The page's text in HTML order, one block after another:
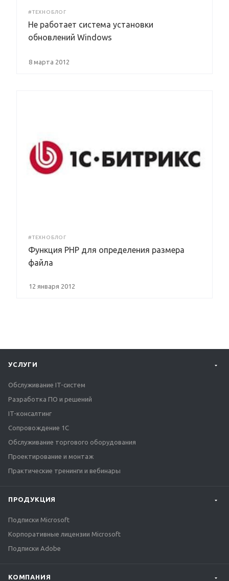
#ТЕХНОБЛОГ
Не работает система установки
обновлений Windows
8 марта 2012
#ТЕХНОБЛОГ
Функция PHP для определения размера
файла
12 января 2012
УСЛУГИ
Обслуживание IT-систем
Разработка ПО и решений
IT-консалтинг
Сопровождение 1С
Обслуживание торгового оборудования
Проектирование и монтаж
Практические тренинги и вебинары
ПРОДУКЦИЯ
Подписки Microsoft
Корпоративные лицензии Microsoft
Подписки Adobe
КОМПАНИЯ